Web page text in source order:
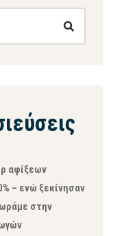
αφίξεων
– ενώ ξεκίνησαν
στην